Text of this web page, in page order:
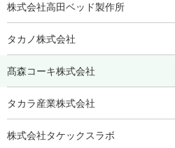
株式会社高田ベッド製作所
タカノ株式会社
髙森コーキ株式会社
タカラ産業株式会社
株式会社タケックスラボ